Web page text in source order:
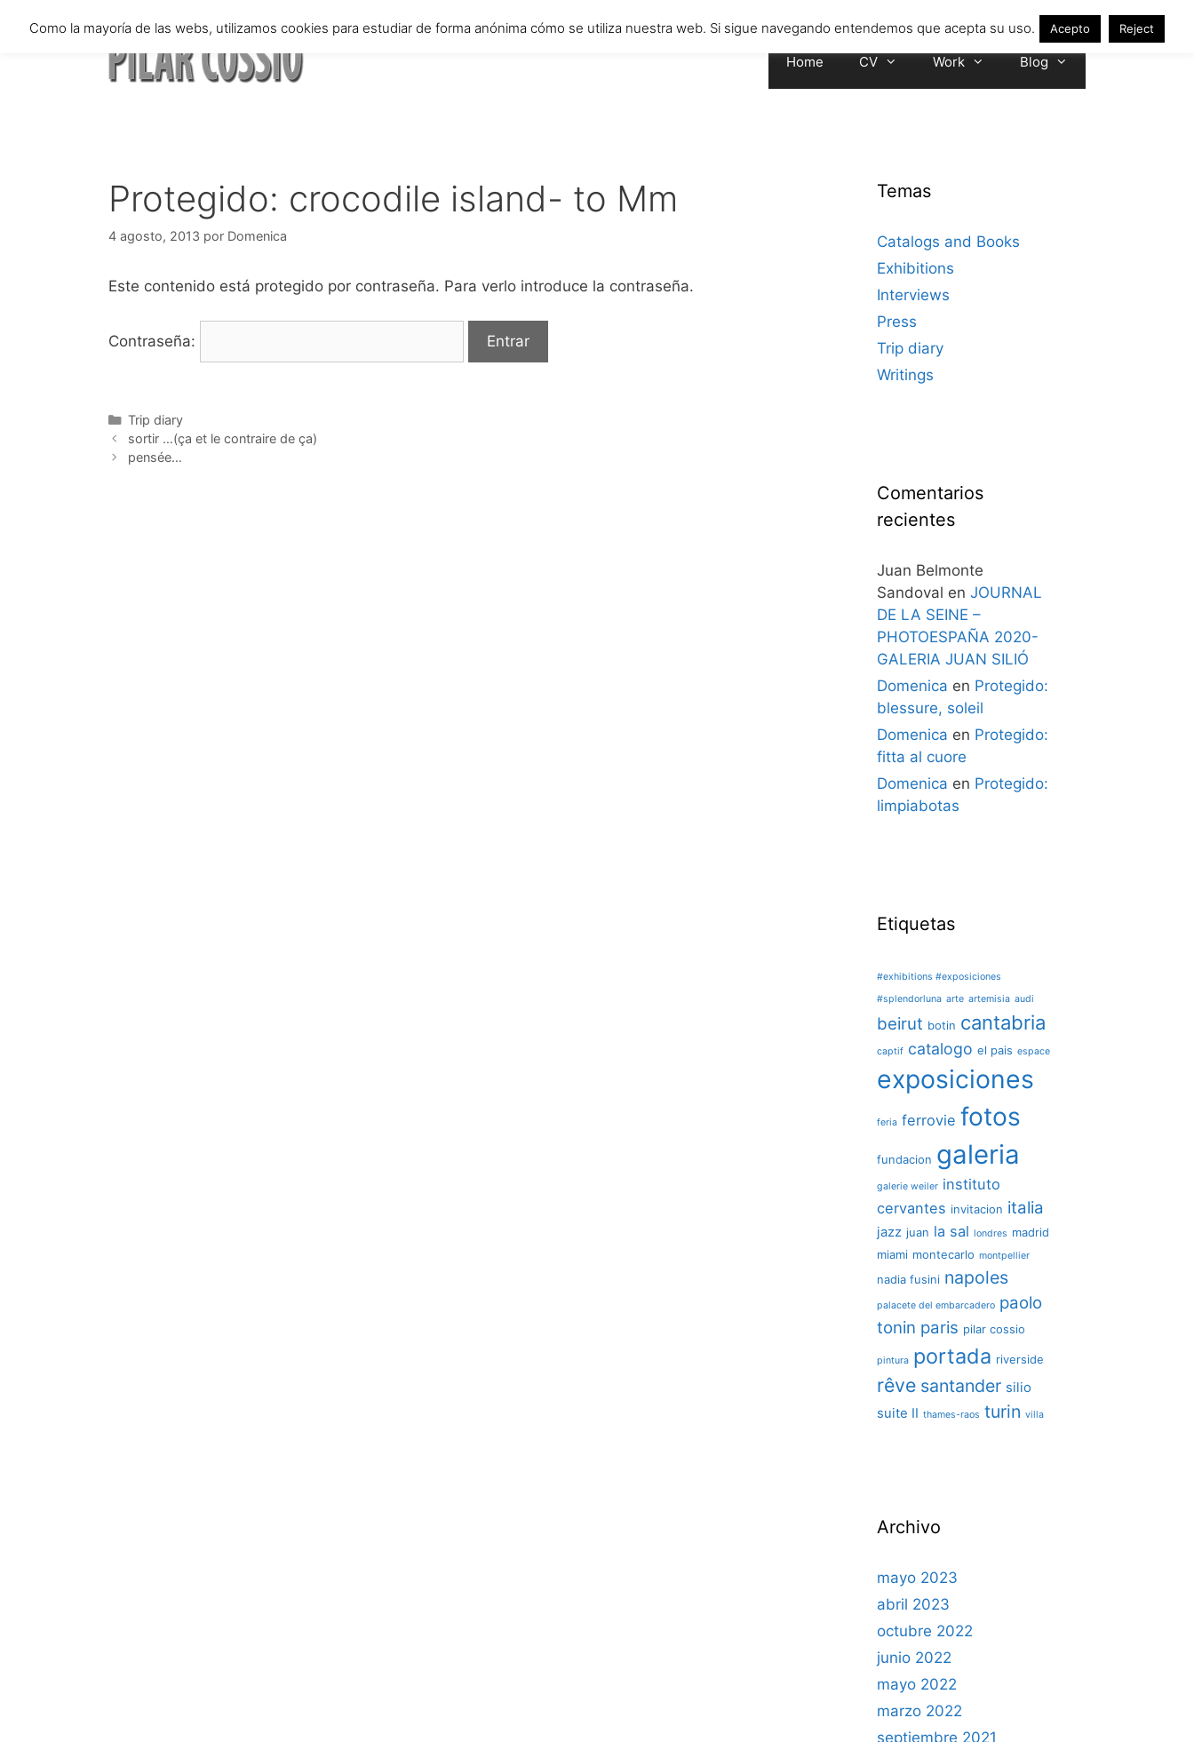
Home CV Work Blog
Protegido: crocodile island- to Mm
4 agosto, 2013 por Domenica
Este contenido está protegido por contraseña. Para verlo introduce la contraseña.
Contraseña:
Categorías
Trip diary
sortir …(ça et le contraire de ça)
pensée…
Temas
Catalogs and Books
Exhibitions
Interviews
Press
Trip diary
Writings
Comentarios
recientes
Juan Belmonte
Sandoval en JOURNAL
DE LA SEINE –
PHOTOESPAÑA 2020-
GALERIA JUAN SILIÓ
Domenica en Protegido:
blessure, soleil
Domenica en Protegido:
fitta al cuore
Domenica en Protegido:
limpiabotas
Etiquetas
#exhibitions #exposiciones
#splendorluna arte artemisia audi
beirut botin cantabria
captif catalogo el pais espace
exposiciones
feria ferrovie fotos
fundacion galeria
galerie weiler instituto
cervantes invitacion italia
jazz juan la sal londres madrid
miami montecarlo montpellier
nadia fusini napoles
palacete del embarcadero paolo
tonin paris pilar cossio
pintura portada riverside
rêve santander silio
suite II thames-raos turin villa
Archivo
mayo 2023
abril 2023
octubre 2022
junio 2022
mayo 2022
marzo 2022
septiembre 2021
Como la mayoría de las webs, utilizamos cookies para estudiar de forma anónima cómo se utiliza nuestra web. Si sigue navegando entendemos que acepta su uso. Acepto Reject